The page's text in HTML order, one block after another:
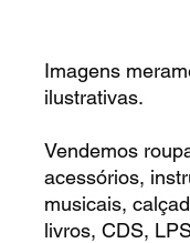
Imagens
ilustrativas.
Vendemos
acessórios,
musicais,
livros, CDS,